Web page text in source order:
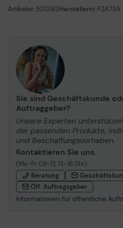
Artikelnr.:5313163Herstellernr.:F2A73A
Sie sind Geschäftskunde
Auftraggeber?
Unsere Experten
der passenden Produkte,
und Beschaffungsvorhaben.
Kontaktieren Sie uns.
(Mo-Fr 09-12, 13-16 Uhr)
Beratung
Öff. Auftragsgeber
Informationen für öffentliche